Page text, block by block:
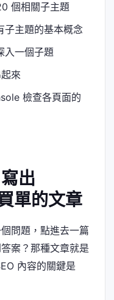
個相關子主題
子主題的基本概念
入一個子題
來
檢查各頁面的
出
單的文章
問題，點進去一篇
案？那種文章就是
內容的關鍵是